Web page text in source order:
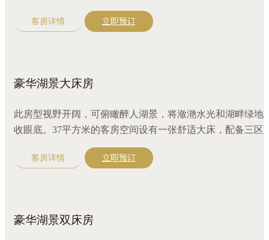
盎然绿意映入眼帘，令人心情愉悦。
客房详情 立即预订
豪华湖景大床房
此房型视野开阔，可俯瞰醉人湖景，将潋滟水光和湖畔绿地
收眼底。37平方米的客房空间设有一张舒适大床，配备三区
离盥洗室，满足住客同时使用。原木色装修和完备设施让整
房间更显奢华舒适。
客房详情 立即预订
豪华湖景双床房